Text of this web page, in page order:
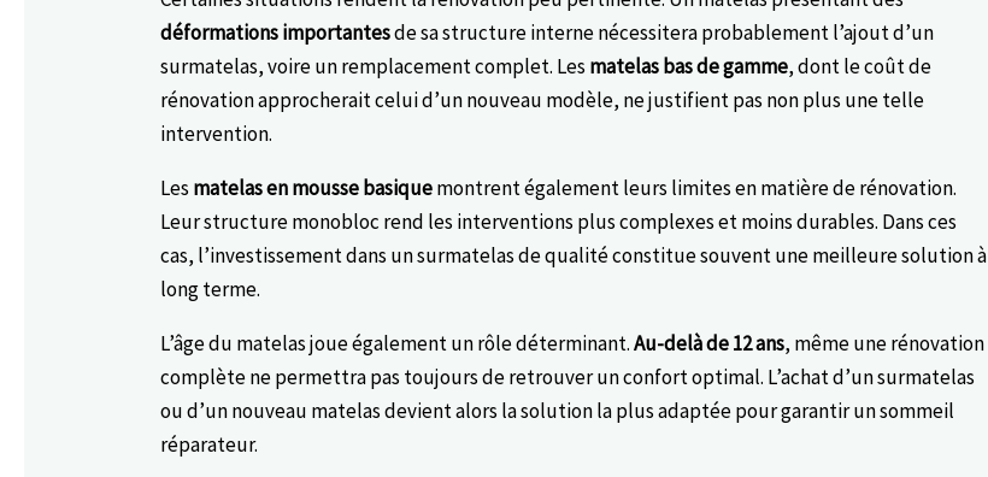
déformations importantesde sa structure interne nécessitera probablement l’ajout d’un
surmatelas, voire un remplacement complet. Les matelas bas de gamme, dont le coût de
rénovation approcherait celui d’un nouveau modèle, ne justifient pas non plus une telle
intervention.
Les matelas en mousse basiquemontrent également leurs limites en matière de rénovation.
Leur structure monobloc rend les interventions plus complexes et moins durables. Dans ces
cas, l’investissement dans un surmatelas de qualité constitue souvent une meilleure solution à
long terme.
L’âge du matelas joue également un rôle déterminant.Au-delà de 12 ans, même une rénovation
complète ne permettra pas toujours de retrouver un confort optimal. L’achat d’un surmatelas
ou d’un nouveau matelas devient alors la solution la plus adaptée pour garantir un sommeil
réparateur.